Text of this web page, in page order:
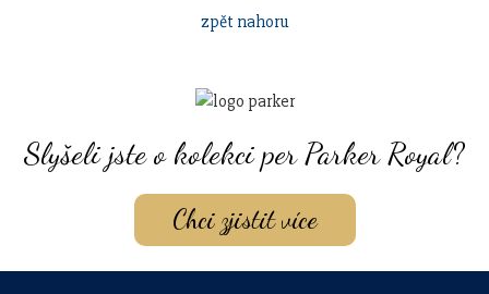
zpět nahoru
Slyšeli jste o kolekci per Parker Royal?
Chci zjistit více